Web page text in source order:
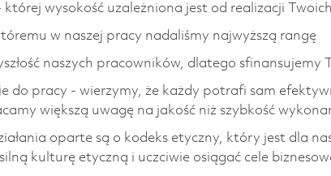
wysokość uzależniona jest od realizacji
w naszej pracy nadaliśmy najwyższą rangę
naszych pracowników, dlatego sfinansujemy
do pracy - wierzymy, że każdy potrafi sam
większą uwagę na jakość niż szybkość
oparte są o kodeks etyczny, który jest dla
kulturę etyczną i uczciwie osiągać cele